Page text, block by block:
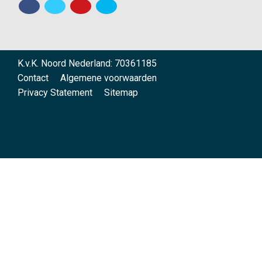
K.v.K. Noord Nederland: 70361185
Contact
Algemene voorwaarden
Privacy Statement
Sitemap